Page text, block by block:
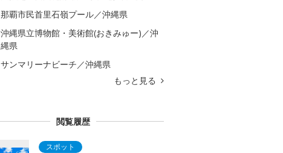
那覇市民首里石嶺プール／沖縄県
沖縄県立博物館・美術館(おきみゅー)／沖
縄県
サンマリーナビーチ／沖縄県
もっと見る
閲覧履歴